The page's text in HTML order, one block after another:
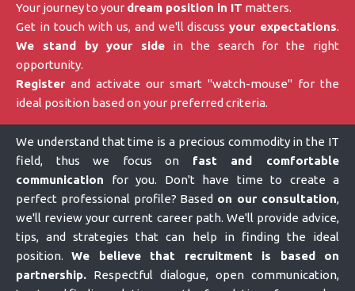
Your journey to your dream position in IT matters.
Get in touch with us, and we'll discussyour expectations.
We stand by your side in the search for the right
opportunity.
Register and activate our smart "watch-mouse" for the
ideal position based on your preferred criteria.
We understand that time is a precious commodity in the IT
field, thus we focus on fast and comfortable
communication for you. Don't have time to create a
perfect professional profile? Based on our consultation,
we'll review your current career path. We'll provide advice,
tips, and strategies that can help in finding the ideal
position.We believe that recruitment is based on
partnership. Respectful dialogue, open communication,